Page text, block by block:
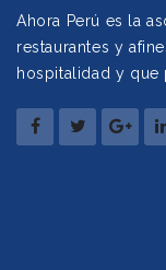
Ahora Perú es la
restaurantes y
hospitalidad y que